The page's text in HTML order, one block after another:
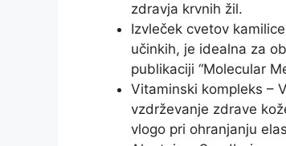
zdravja krvnih žil.
Izvleček cvetov
učinkih, je idealna za
publikaciji “Molecular
Vitaminski kompleks –
vzdrževanje zdrave
vlogo pri ohranjanju